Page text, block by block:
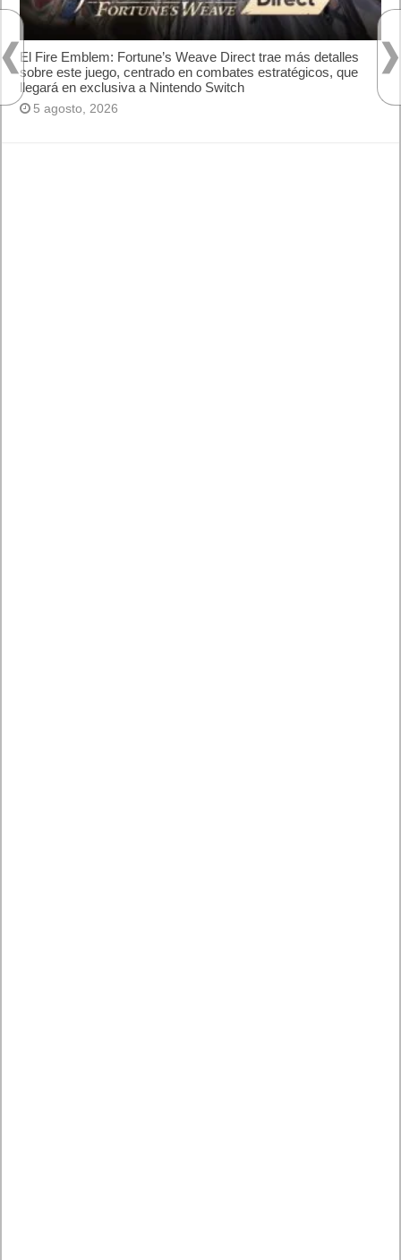
El Fire Emblem: Fortune’s Weave Direct trae más detalles
sobre este juego, centrado en combates estratégicos, que
llegará en exclusiva a Nintendo Switch
5 agosto, 2026